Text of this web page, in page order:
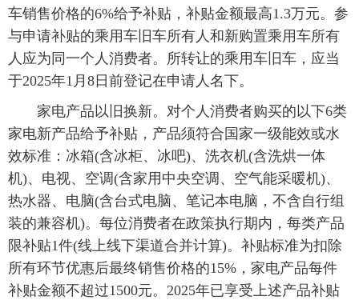
车销售价格的6%给予补贴，补贴金额最高1.3万元。参
与申请补贴的乘用车旧车所有人和新购置乘用车所有
人应为同一个人消费者。所转让的乘用车旧车，应当
于2025年1月8日前登记在申请人名下。
家电产品以旧换新。对个人消费者购买的以下6类
家电新产品给予补贴，产品须符合国家一级能效或水
效标准：冰箱(含冰柜、冰吧)、洗衣机(含洗烘一体
机)、电视、空调(含家用中央空调、空气能采暖机)、
热水器、电脑(含台式电脑、笔记本电脑，不含自行组
装的兼容机)。每位消费者在政策执行期内，每类产品
限补贴1件(线上线下渠道合并计算)。补贴标准为扣除
所有环节优惠后最终销售价格的15%，家电产品每件
补贴金额不超过1500元。2025年已享受上述产品补贴